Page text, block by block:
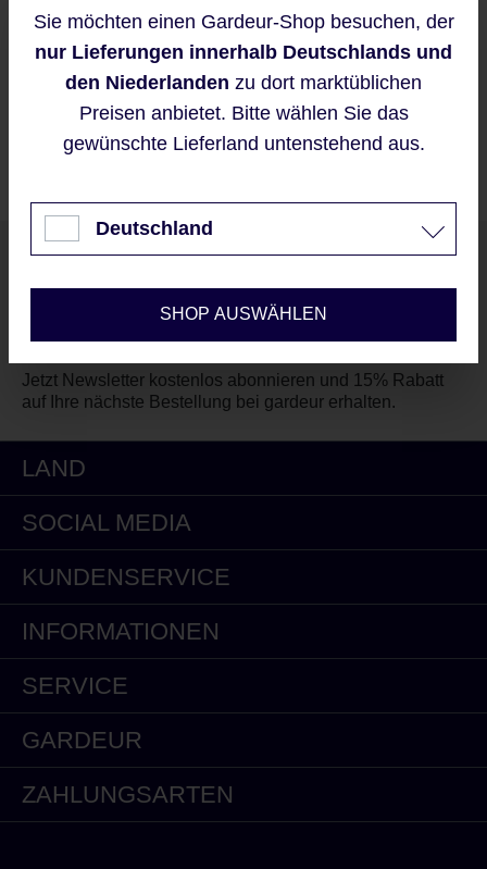
Unser Newsletter
Jetzt Newsletter kostenlos abonnieren und 15% Rabatt
auf Ihre nächste Bestellung bei gardeur erhalten.
LAND
SOCIAL MEDIA
KUNDENSERVICE
INFORMATIONEN
SERVICE
GARDEUR
ZAHLUNGSARTEN
Sie möchten einen Gardeur-Shop besuchen, der
nur Lieferungen innerhalb Deutschlands und
den Niederlanden zu dort marktüblichen
Preisen anbietet. Bitte wählen Sie das
gewünschte Lieferland untenstehend aus.
Deutschland
SHOP AUSWÄHLEN
Diese Website verwendet Cookies,
um eine bestmögliche Erfahrung
bieten zu können.
Konfigurieren